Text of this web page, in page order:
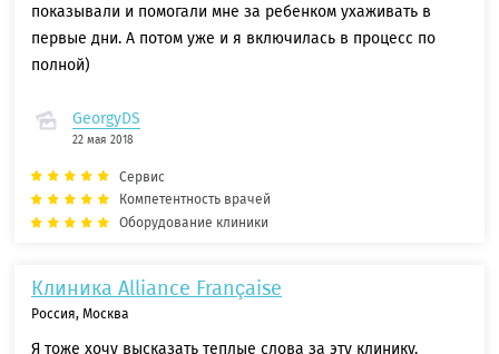
показывали и помогали мне за ребенком ухаживать в
первые дни. А потом уже и я включилась в процесс по
полной)
GeorgyDS
22 мая 2018
Сервис
Компетентность врачей
Оборудование клиники
Клиника Alliance Française
Россия, Москва
Я тоже хочу высказать теплые слова за эту клинику.